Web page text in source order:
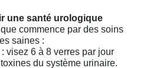
une santé urologique
commence par des soins
saines :
visez 6 à 8 verres par jour
du système urinaire.